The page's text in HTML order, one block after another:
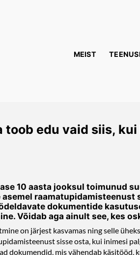
MEIST
edu vaid siis,
10 aasta jooksul toimunud
raamatupidamisteenust
dokumentide
Võidab aga ainult see, kes
on järjest kasvamas ning selle
sisse osta, kui inimesi
dokumendid, mis vähendab käsitööd,